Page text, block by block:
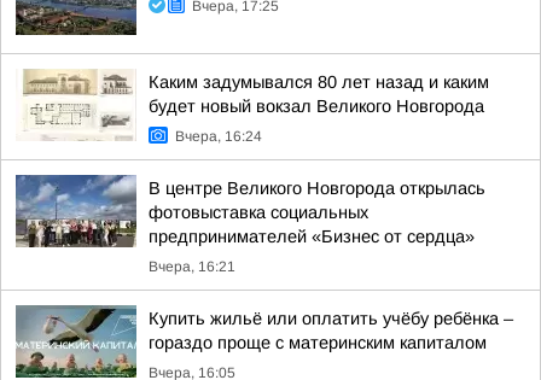
Вчера, 17:25
Каким задумывался 80 лет назад и каким
будет новый вокзал Великого Новгорода
Вчера, 16:24
В центре Великого Новгорода открылась
фотовыставка социальных
предпринимателей «Бизнес от сердца»
Вчера, 16:21
Купить жильё или оплатить учёбу ребёнка –
гораздо проще с материнским капиталом
Вчера, 16:05